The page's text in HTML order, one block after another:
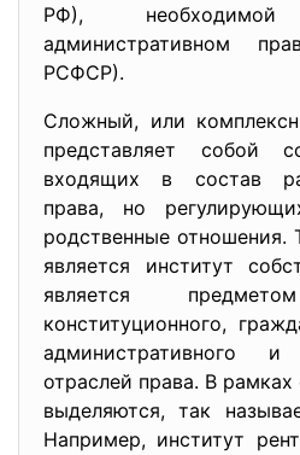
РФ),
административном
РСФСР).
Сложный, или
представляет собой
входящих в состав
права, но
родственные
является институт
является
конституционного,
административного
отраслей права. В
выделяются, так
Например, институт